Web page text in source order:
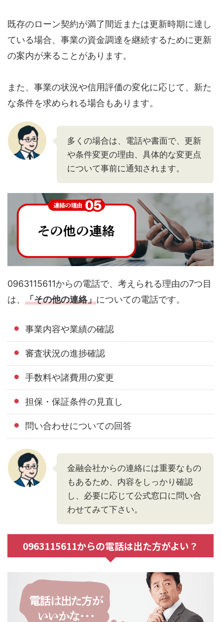
既存のローン契約が満了間近または更新時期に達し
ている場合、事業の資金調達を継続するために更新
の案内が来ることがあります。
また、事業の状況や信用評価の変化に応じて、新た
な条件を求められる場合もあります。
多くの場合は、電話や書面で、更新
や条件変更の理由、具体的な変更点
について事前に通知されます。
0963115611からの電話で、考えられる理由の7つ目
は、 「その他の連絡」についての電話です。
事業内容や業績の確認
審査状況の進捗確認
手数料や諸費用の変更
担保・保証条件の見直し
問い合わせについての回答
金融会社からの連絡には重要なもの
もあるため、内容をしっかり確認
し、必要に応じて公式窓口に問い合
わせてみて下さい。
0963115611からの電話は出た方がよい？